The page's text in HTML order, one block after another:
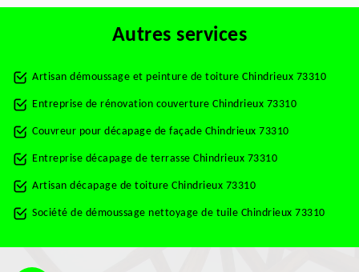
Autres services
Artisan démoussage et peinture de toiture Chindrieux 73310
Entreprise de rénovation couverture Chindrieux 73310
Couvreur pour décapage de façade Chindrieux 73310
Entreprise décapage de terrasse Chindrieux 73310
Artisan décapage de toiture Chindrieux 73310
Société de démoussage nettoyage de tuile Chindrieux 73310